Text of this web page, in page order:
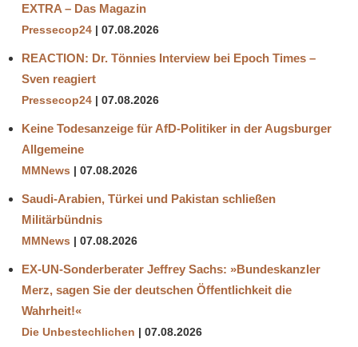
EXTRA – Das Magazin
Pressecop24 07.08.2026
REACTION: Dr. Tönnies Interview bei Epoch Times –
Sven reagiert
Pressecop24 07.08.2026
Keine Todesanzeige für AfD-Politiker in der Augsburger
Allgemeine
MMNews 07.08.2026
Saudi-Arabien, Türkei und Pakistan schließen
Militärbündnis
MMNews 07.08.2026
EX-UN-Sonderberater Jeffrey Sachs: »Bundeskanzler
Merz, sagen Sie der deutschen Öffentlichkeit die
Wahrheit!«
Die Unbestechlichen 07.08.2026